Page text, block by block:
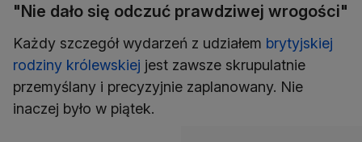
"Nie dało się odczuć prawdziwej wrogości"
Każdy szczegół wydarzeń z udziałem brytyjskiej
rodziny królewskiej jest zawsze skrupulatnie
przemyślany i precyzyjnie zaplanowany. Nie
inaczej było w piątek.